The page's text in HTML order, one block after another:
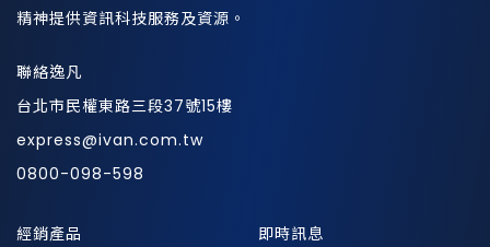
精神提供資訊科技服務及資源。
聯絡逸凡
台北市民權東路三段37號15樓
express@ivan.com.tw
0800-098-598
經銷產品
即時訊息